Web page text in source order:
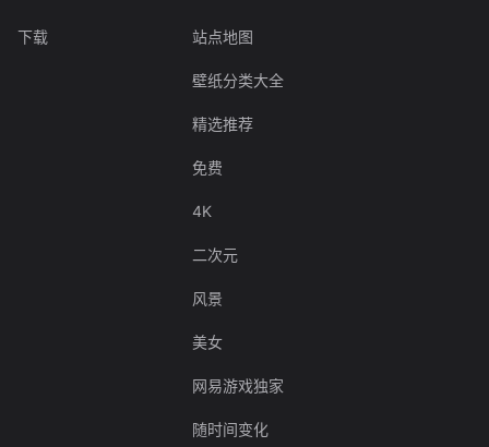
下载 站点地图
壁纸分类大全
精选推荐
免费
4K
二次元
风景
美女
网易游戏独家
随时间变化